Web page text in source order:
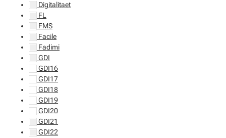
Digitalitaet
FL
FMS
Facile
Fadimi
GDI
GDI16
GDI17
GDI18
GDI19
GDI20
GDI21
GDI22